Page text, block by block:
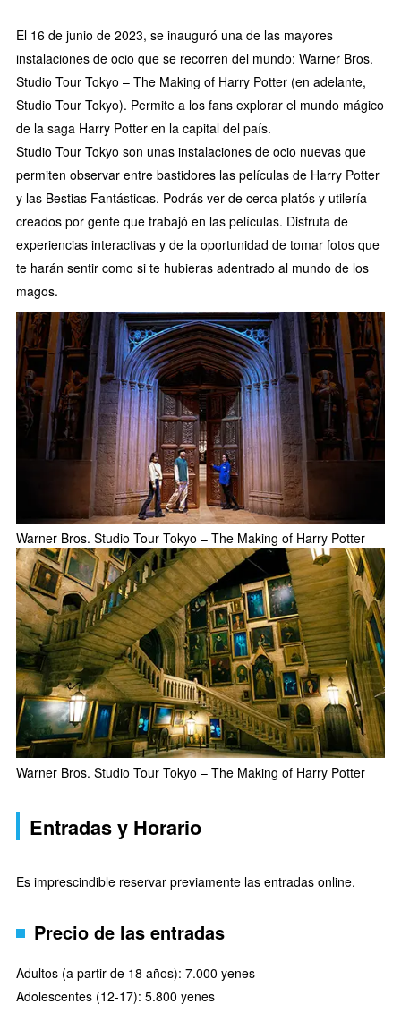
El 16 de junio de 2023, se inauguró una de las mayores
instalaciones de ocio que se recorren del mundo: Warner Bros.
Studio Tour Tokyo – The Making of Harry Potter (en adelante,
Studio Tour Tokyo). Permite a los fans explorar el mundo mágico
de la saga Harry Potter en la capital del país.
Studio Tour Tokyo son unas instalaciones de ocio nuevas que
permiten observar entre bastidores las películas de Harry Potter
y las Bestias Fantásticas. Podrás ver de cerca platós y utilería
creados por gente que trabajó en las películas. Disfruta de
experiencias interactivas y de la oportunidad de tomar fotos que
te harán sentir como si te hubieras adentrado al mundo de los
magos.
Warner Bros. Studio Tour Tokyo – The Making of Harry Potter
Warner Bros. Studio Tour Tokyo – The Making of Harry Potter
Entradas y Horario
Es imprescindible reservar previamente las entradas online.
Precio de las entradas
Adultos (a partir de 18 años): 7.000 yenes
Adolescentes (12-17): 5.800 yenes